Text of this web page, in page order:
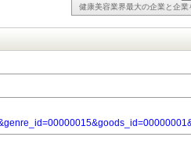
健康美容業界最大の企業と企